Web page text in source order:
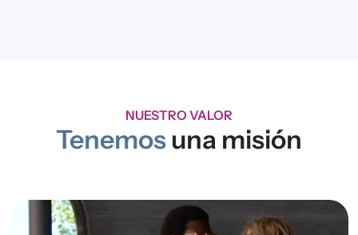
NUESTRO VALOR
Tenemos una misión